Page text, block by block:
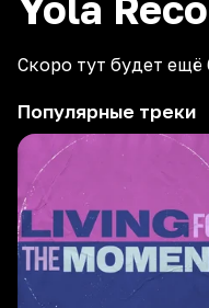
Скоро тут будет
Популярные треки